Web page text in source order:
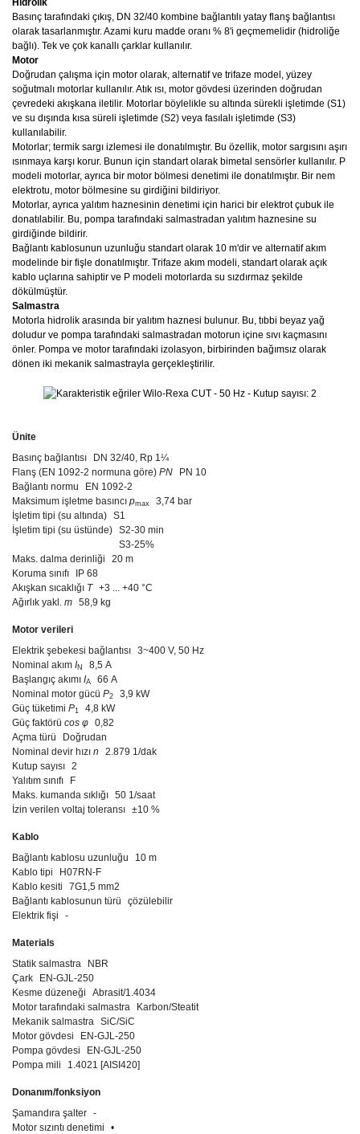
Hidrolik
Basınç tarafındaki çıkış, DN 32/40 kombine bağlantılı yatay flanş bağlantısı
olarak tasarlanmıştır. Azami kuru madde oranı % 8'i geçmemelidir (hidroliğe
bağlı). Tek ve çok kanallı çarklar kullanılır.
Motor
Doğrudan çalışma için motor olarak, alternatif ve trifaze model, yüzey
soğutmalı motorlar kullanılır. Atık ısı, motor gövdesi üzerinden doğrudan
çevredeki akışkana iletilir. Motorlar böylelikle su altında sürekli işletimde (S1)
ve su dışında kısa süreli işletimde (S2) veya fasılalı işletimde (S3)
kullanılabilir.
Motorlar; termik sargı izlemesi ile donatılmıştır. Bu özellik, motor sargısını aşırı
ısınmaya karşı korur. Bunun için standart olarak bimetal sensörler kullanılır. P
modeli motorlar, ayrıca bir motor bölmesi denetimi ile donatılmıştır. Bir nem
elektrotu, motor bölmesine su girdiğini bildiriyor.
Motorlar, ayrıca yalıtım haznesinin denetimi için harici bir elektrot çubuk ile
donatılabilir. Bu, pompa tarafındaki salmastradan yalıtım haznesine su
girdiğinde bildirir.
Bağlantı kablosunun uzunluğu standart olarak 10 m'dir ve alternatif akım
modelinde bir fişle donatılmıştır. Trifaze akım modeli, standart olarak açık
kablo uçlarına sahiptir ve P modeli motorlarda su sızdırmaz şekilde
dökülmüştür.
Salmastra
Motorla hidrolik arasında bir yalıtım haznesi bulunur. Bu, tıbbi beyaz yağ
doludur ve pompa tarafındaki salmastradan motorun içine sıvı kaçmasını
önler. Pompa ve motor tarafındaki izolasyon, birbirinden bağımsız olarak
dönen iki mekanik salmastrayla gerçekleştirilir.
Ünite
Basınç bağlantısı
DN 32/40, Rp 1¼
Flanş (EN 1092-2 normuna göre) PN
PN 10
Bağlantı normu
EN 1092-2
Maksimum işletme basıncı pmax
3,74 bar
İşletim tipi (su altında) S1
İşletim tipi (su üstünde) S2-30 min
S3-25%
Maks. dalma derinliği
20 m
Koruma sınıfı
IP 68
Akışkan sıcaklığı T +3 ... +40 °C
Ağırlık yakl. m 58,9 kg
Motor verileri
Elektrik şebekesi bağlantısı 3~400 V, 50 Hz
Nominal akım IN
8,5 A
Başlangıç akımı IA
66 A
Nominal motor gücü P2
3,9 kW
Güç tüketimi P1
4,8 kW
Güç faktörü cos φ 0,82
Açma türü
Doğrudan
Nominal devir hızı n
2.879 1/dak
Kutup sayısı 2
Yalıtım sınıfı
F
Maks. kumanda sıklığı 50 1/saat
İzin verilen voltaj toleransı ±10 %
Kablo
Bağlantı kablosu uzunluğu
10 m
Kablo tipi
H07RN-F
Kablo kesiti
7G1,5 mm2
Bağlantı kablosunun türü
çözülebilir
Elektrik fişi
-
Materials
Statik salmastra
NBR
Çark
EN-GJL-250
Kesme düzeneği
Abrasit/1.4034
Motor tarafındaki salmastra
Karbon/Steatit
Mekanik salmastra SiC/SiC
Motor gövdesi
EN-GJL-250
Pompa gövdesi
EN-GJL-250
Pompa mili
1.4021 [AISI420]
Donanım/fonksiyon
Şamandıra şalter -
Motor sızıntı denetimi
•